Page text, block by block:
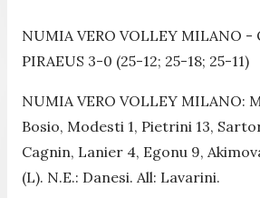
NUMIA VERO VOLLEY MILANO -
PIRAEUS 3-0 (25-12; 25-18; 25-11)
NUMIA VERO VOLLEY MILANO:
Bosio, Modesti 1, Pietrini 13,
Cagnin, Lanier 4, Egonu 9,
(L). N.E.: Danesi. All: Lavarini.